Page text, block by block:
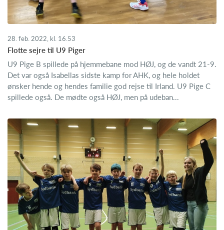
28. feb. 2022, kl. 16.53
Flotte sejre til U9 Piger
U9 Pige B spillede på hjemmebane mod HØJ, og de vandt 21-9.
Det var også Isabellas sidste kamp for AHK, og hele holdet
ønsker hende og hendes familie god rejse til Irland. U9 Pige C
spillede også. De mødte også HØJ, men på udeban...